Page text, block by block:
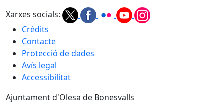
Xarxes socials:
Crèdits
Contacte
Protecció de dades
Avís legal
Accessibilitat
Ajuntament d'Olesa de Bonesvalls